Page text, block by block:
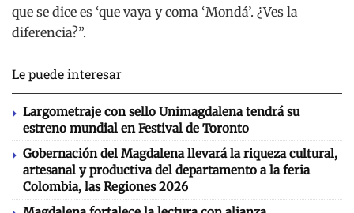
que se dice es ‘que vaya y coma ‘Mondá’. ¿Ves la
diferencia?”.
Le puede interesar
Largometraje con sello Unimagdalena tendrá su
estreno mundial en Festival de Toronto
Gobernación del Magdalena llevará la riqueza cultural,
artesanal y productiva del departamento a la feria
Colombia, las Regiones 2026